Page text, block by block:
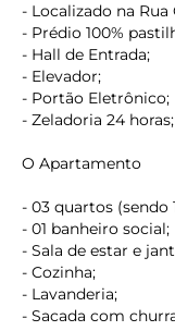
- Localizado na Rua
- Prédio 100%
- Hall de Entrada;
- Elevador;
- Portão Eletrônico;
- Zeladoria 24 horas;
O Apartamento
- 03 quartos (sendo
- 01 banheiro social;
- Sala de estar e
- Cozinha;
- Lavanderia;
- Sacada com